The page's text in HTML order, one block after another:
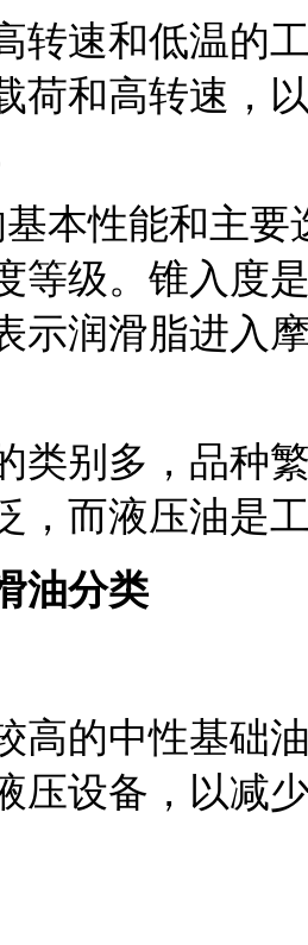
转速和低温的
荷和高转速，
本性能和主
等级。锥入度
示润滑脂进入
类别多，品种
，而液压油是
油分类
高的中性基础
压设备，以减